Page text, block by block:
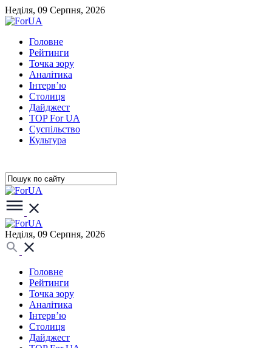
Неділя, 09 Серпня, 2026
Головне
Рейтинги
Точка зору
Аналітика
Інтерв’ю
Столиця
Дайджест
TOP For UA
Суспiльство
Культура
Неділя, 09 Серпня, 2026
Головне
Рейтинги
Точка зору
Аналітика
Інтерв’ю
Столиця
Дайджест